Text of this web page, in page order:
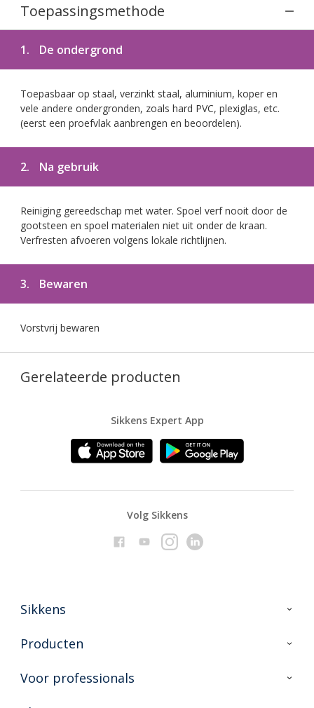
Toepassingsmethode
1. De ondergrond
Toepasbaar op staal, verzinkt staal, aluminium, koper en
vele andere ondergronden, zoals hard PVC, plexiglas, etc.
(eerst een proefvlak aanbrengen en beoordelen).
2. Na gebruik
Reiniging gereedschap met water. Spoel verf nooit door de
gootsteen en spoel materialen niet uit onder de kraan.
Verfresten afvoeren volgens lokale richtlijnen.
3. Bewaren
Vorstvrij bewaren
Gerelateerde producten
Sikkens Expert App
Volg Sikkens
Sikkens
Over Sikkens
Duurzaamheid
Producten
Producten voor binnen
Voor professionals